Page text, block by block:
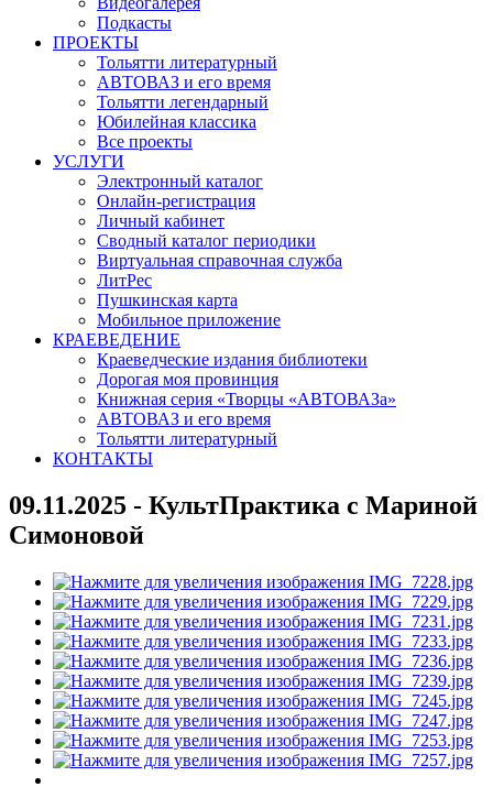
Подкасты
ПРОЕКТЫ
Тольятти литературный
АВТОВАЗ и его время
Тольятти легендарный
Юбилейная классика
Все проекты
УСЛУГИ
Электронный каталог
Онлайн-регистрация
Личный кабинет
Сводный каталог периодики
Виртуальная справочная служба
ЛитРес
Пушкинская карта
Мобильное приложение
КРАЕВЕДЕНИЕ
Краеведческие издания библиотеки
Дорогая моя провинция
Книжная серия «Творцы «АВТОВАЗа»
АВТОВАЗ и его время
Тольятти литературный
КОНТАКТЫ
09.11.2025 - КультПрактика с Мариной
Симоновой